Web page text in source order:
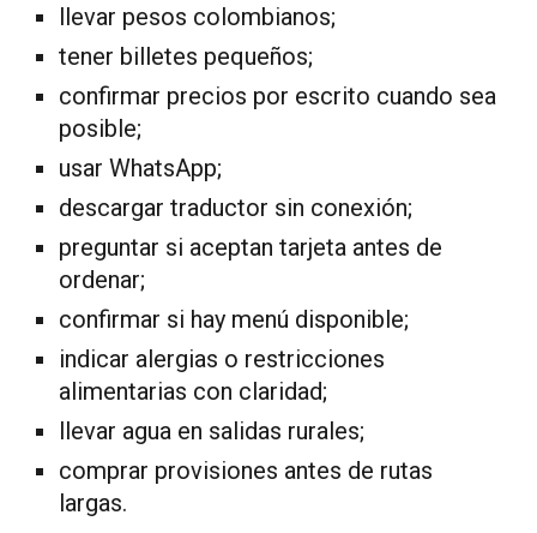
llevar pesos colombianos;
tener billetes pequeños;
confirmar precios por escrito cuando sea
posible;
usar WhatsApp;
descargar traductor sin conexión;
preguntar si aceptan tarjeta antes de
ordenar;
confirmar si hay menú disponible;
indicar alergias o restricciones
alimentarias con claridad;
llevar agua en salidas rurales;
comprar provisiones antes de rutas
largas.